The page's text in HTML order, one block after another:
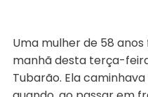
Uma mulher de 58
manhã desta terça-
Tubarão. Ela